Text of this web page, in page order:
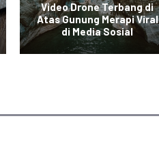
Video Drone Terbang di
Atas Gunung Merapi Viral
di Media Sosial